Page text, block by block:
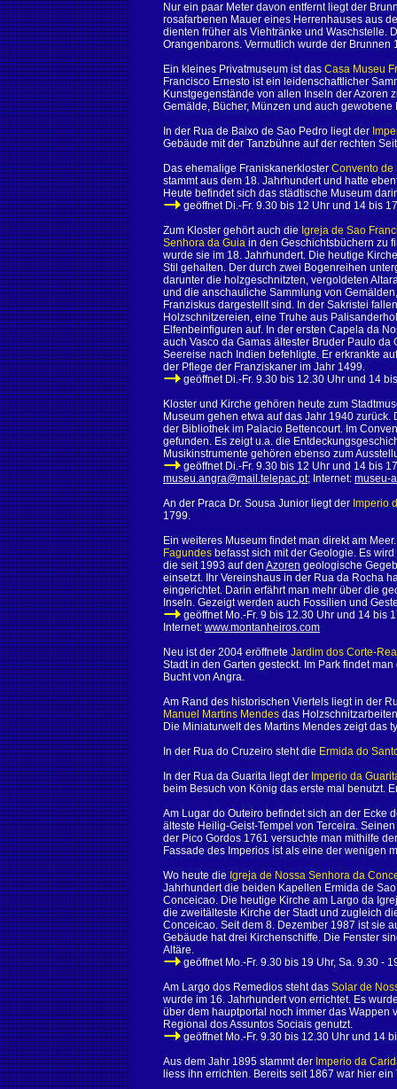
Nur ein paar Meter davon entfernt liegt der
rosafarbenen Mauer eines Herrenhauses aus
dienten früher als Viehtränke und Waschstelle.
Orangenbarons. Vermutlich wurde der Brunnen
Ein kleines Privatmuseum ist das Casa Museu
Francisco Ernesto ist ein leidenschaftlicher
Kunstgegenstände von allen Inseln der Azoren
Gemälde, Bücher, Münzen und auch
In der Rua de Baixo de Sao Pedro liegt der
Gebäude mit der Tanzbühne auf der rechten
Das ehemalige Franiskanerkloster Convento de
stammt aus dem 18. Jahrhundert und hatte
Heute befindet sich das städtische Museum
geöffnet Di.-Fr. 9.30 bis 12 Uhr und 14 bis
Zum Kloster gehört auch die Igreja de Sao
Senhora da Guia in den Geschichtsbüchern zu
wurde sie im 18. Jahrhundert. Die heutige
Stil gehalten. Der durch zwei Bogenreihen
darunter die holzgeschnitzten, vergoldeten
und die anschauliche Sammlung von
Franziskus dargestellt sind. In der Sakristei
Holzschnitzereien, eine Truhe aus
Elfenbeinfiguren auf. In der ersten Capela da
auch Vasco da Gamas ältester Bruder Paulo
Seereise nach Indien befehligte. Er erkrankte
der Pflege der Franziskaner im Jahr 1499.
geöffnet Di.-Fr. 9.30 bis 12.30 Uhr und 14
Kloster und Kirche gehören heute zum
Museum gehen etwa auf das Jahr 1940
der Bibliothek im Palacio Bettencourt. Im
gefunden. Es zeigt u.a. die
Musikinstrumente gehören ebenso zum
geöffnet Di.-Fr. 9.30 bis 12 Uhr und 14 bis
museu.angra@mail.telepac.pt; Internet: museu-
An der Praca Dr. Sousa Junior liegt der Imperio
1799.
Ein weiteres Museum findet man direkt am
Fagundes befasst sich mit der Geologie. Es
die seit 1993 auf den Azoren geologische
einsetzt. Ihr Vereinshaus in der Rua da Rocha
eingerichtet. Darin erfährt man mehr über die
Inseln. Gezeigt werden auch Fossilien und
geöffnet Mo.-Fr. 9 bis 12.30 Uhr und 14 bis
Internet: www.montanheiros.com
Neu ist der 2004 eröffnete Jardim dos Corte-
Stadt in den Garten gesteckt. Im Park findet
Bucht von Angra.
Am Rand des historischen Viertels liegt in der
Manuel Martins Mendes das
Die Miniaturwelt des Martins Mendes zeigt das
In der Rua do Cruzeiro steht die Ermida do
In der Rua da Guarita liegt der Imperio da
beim Besuch von König das erste mal benutzt.
Am Lugar do Outeiro befindet sich an der Ecke
älteste Heilig-Geist-Tempel von Terceira.
der Pico Gordos 1761 versuchte man mithilfe
Fassade des Imperios ist als eine der wenigen
Wo heute die Igreja de Nossa Senhora da
Jahrhundert die beiden Kapellen Ermida de
Conceicao. Die heutige Kirche am Largo da
die zweitälteste Kirche der Stadt und zugleich
Conceicao. Seit dem 8. Dezember 1987 ist sie
Gebäude hat drei Kirchenschiffe. Die Fenster
Altäre.
geöffnet Mo.-Fr. 9.30 bis 19 Uhr, Sa. 9.30 -
Am Largo dos Remedios steht das Solar de
wurde im 16. Jahrhundert von errichtet. Es
über dem hauptportal noch immer das Wappen
Regional dos Assuntos Sociais genutzt.
geöffnet Mo.-Fr. 9.30 bis 12.30 Uhr und 14
Aus dem Jahr 1895 stammt der Imperio da
liess ihn errichten. Bereits seit 1867 war hier ein